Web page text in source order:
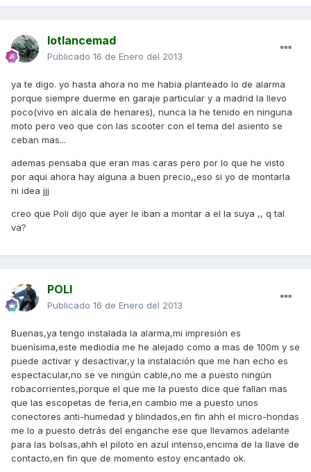
lotlancemad
Publicado 16 de Enero del 2013
ya te digo. yo hasta ahora no me habia planteado lo de alarma
porque siempre duerme en garaje particular y a madrid la llevo
poco(vivo en alcala de henares), nunca la he tenido en ninguna
moto pero veo que con las scooter con el tema del asiento se
ceban mas...
ademas pensaba que eran mas caras pero por lo que he visto
por aqui ahora hay alguna a buen precio,,eso si yo de montarla
ni idea jjj
creo que Poli dijo que ayer le iban a montar a el la suya ,, q tal
va?
POLI
Publicado 16 de Enero del 2013
Buenas,ya tengo instalada la alarma,mi impresión es
buenísima,este mediodía me he alejado como a mas de 100m y se
puede activar y desactivar,y la instalación que me han echo es
espectacular,no se ve ningún cable,no me a puesto ningún
robacorrientes,porque el que me la puesto dice que fallan mas
que las escopetas de feria,en cambio me a puesto unos
conectores anti-humedad y blindados,en fin ahh el micro-hondas
me lo a puesto detrás del enganche ese que llevamos adelante
para las bolsas,ahh el piloto en azul intenso,encima de la llave de
contacto,en fin que de momento estoy encantado ok.